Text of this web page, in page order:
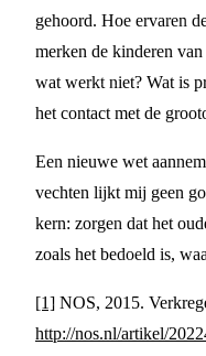
gehoord. Hoe ervaren
merken de kinderen
wat werkt niet? Wat is
het contact met de
Een nieuwe wet
vechten lijkt mij geen
kern: zorgen dat het
zoals het bedoeld is,
[1] NOS, 2015.
http://nos.nl/artikel/